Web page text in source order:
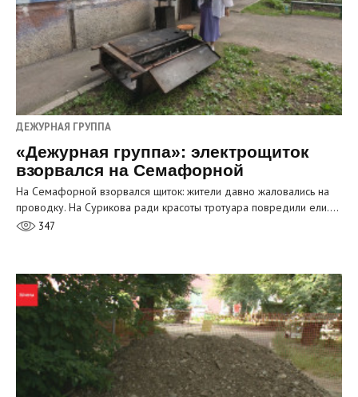
ДЕЖУРНАЯ ГРУППА
«Дежурная группа»: электрощиток
взорвался на Семафорной
На Семафорной взорвался щиток: жители давно жаловались на
проводку. На Сурикова ради красоты тротуара повредили ели.…
347